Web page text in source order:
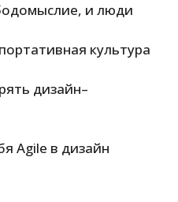
и люди
культура
дизайн–
Agile в дизайн